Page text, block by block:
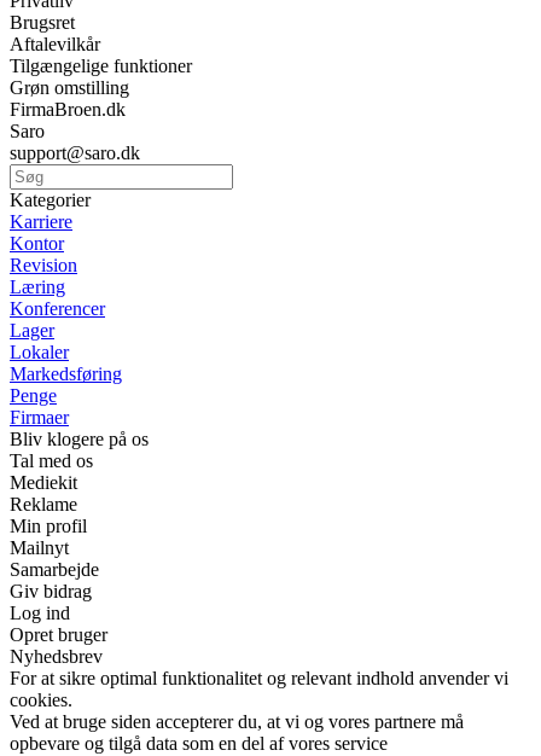
Brugsret
Aftalevilkår
Tilgængelige funktioner
Grøn omstilling
FirmaBroen.dk
Saro
support@saro.dk
Kategorier
Karriere
Kontor
Revision
Læring
Konferencer
Lager
Lokaler
Markedsføring
Penge
Firmaer
Bliv klogere på os
Tal med os
Mediekit
Reklame
Min profil
Mailnyt
Samarbejde
Giv bidrag
Log ind
Opret bruger
Nyhedsbrev
For at sikre optimal funktionalitet og relevant indhold anvender vi
cookies.
Ved at bruge siden accepterer du, at vi og vores partnere må
opbevare og tilgå data som en del af vores service